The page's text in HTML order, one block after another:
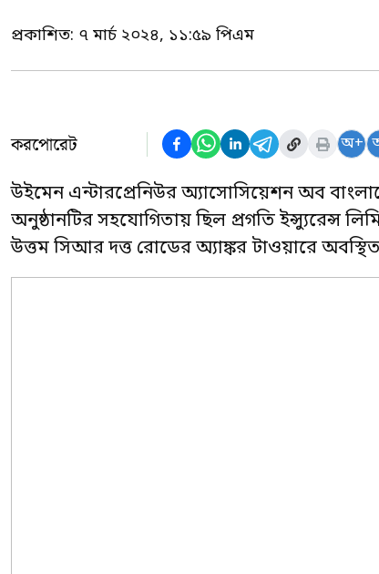
প্রকাশিত: ৭ মার্চ ২০২৪, ১১:৫৯ পিএম
করপোরেট অ+
উইমেন এন্টারপ্রেনিউর অ্যাসোসিয়েশন অব
অনুষ্ঠানটির সহযোগিতায় ছিল প্রগতি ইন্স্যুরেন্স
উত্তম সিআর দত্ত রোডের অ্যাঙ্কর টাওয়ারে অবস্থিত